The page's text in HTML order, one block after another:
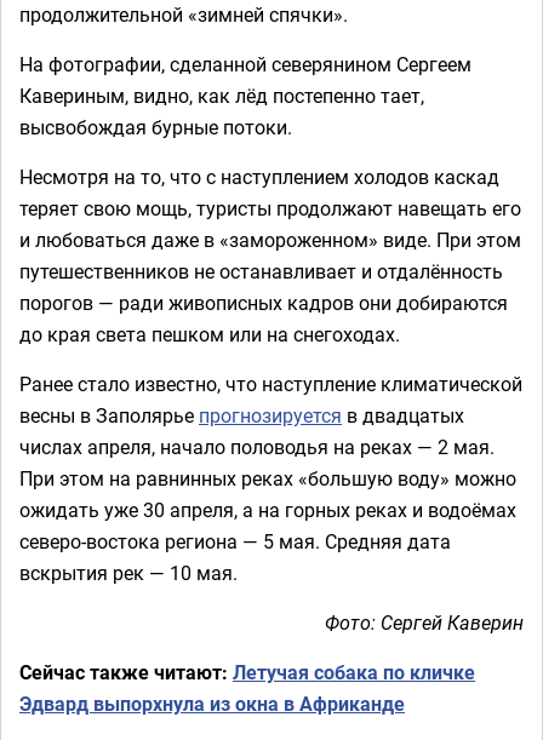
продолжительной «зимней спячки».
На фотографии, сделанной северянином Сергеем
Кавериным, видно, как лёд постепенно тает,
высвобождая бурные потоки.
Несмотря на то, что с наступлением холодов каскад
теряет свою мощь, туристы продолжают навещать его
и любоваться даже в «замороженном» виде. При этом
путешественников не останавливает и отдалённость
порогов — ради живописных кадров они добираются
до края света пешком или на снегоходах.
Ранее стало известно, что наступление климатической
весны в Заполярье прогнозируется в двадцатых
числах апреля, начало половодья на реках — 2 мая.
При этом на равнинных реках «большую воду» можно
ожидать уже 30 апреля, а на горных реках и водоёмах
северо-востока региона — 5 мая. Средняя дата
вскрытия рек — 10 мая.
Фото: Сергей Каверин
Сейчас также читают: Летучая собака по кличке
Эдвард выпорхнула из окна в Африканде